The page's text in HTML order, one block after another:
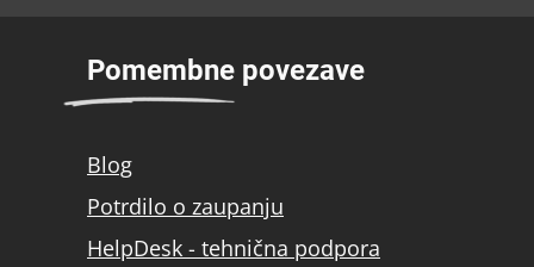
Pomembne povezave
Blog
Potrdilo o zaupanju
HelpDesk - tehnična podpora